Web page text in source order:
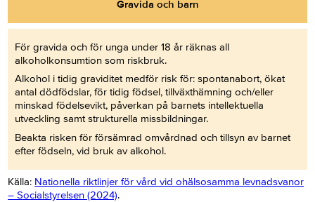
Gravida och barn
För gravida och för unga under 18 år räknas all
alkoholkonsumtion som riskbruk.
Alkohol i tidig graviditet medför risk för: spontanabort, ökat
antal dödfödslar, för tidig födsel, tillväxthämning och/eller
minskad födelsevikt, påverkan på barnets intellektuella
utveckling samt strukturella missbildningar.
Beakta risken för försämrad omvårdnad och tillsyn av barnet
efter födseln, vid bruk av alkohol.
Källa: Nationella riktlinjer för vård vid ohälsosamma levnadsvanor
– Socialstyrelsen (2024).